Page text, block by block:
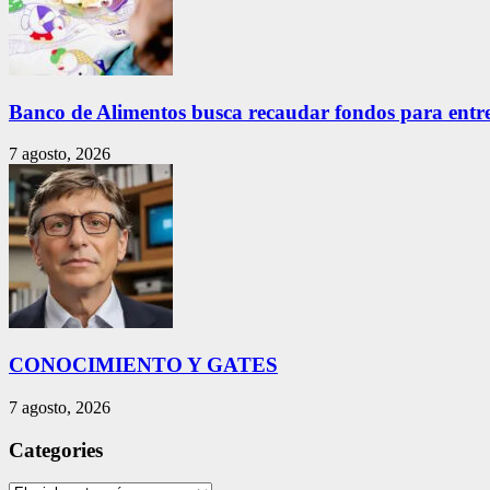
Banco de Alimentos busca recaudar fondos para
7 agosto, 2026
CONOCIMIENTO Y GATES
7 agosto, 2026
Categories